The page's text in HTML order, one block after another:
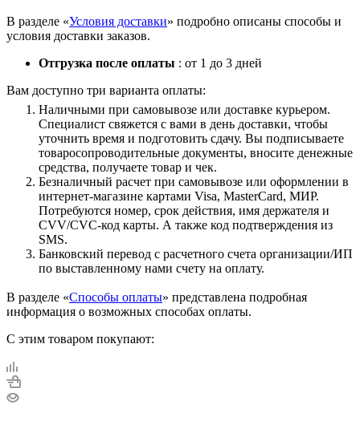
В разделе «Условия доставки» подробно описаны способы и
условия доставки заказов.
Отгрузка после оплаты : от 1 до 3 дней
Вам доступно три варианта оплаты:
Наличными при самовывозе или доставке курьером.
Специалист свяжется с вами в день доставки, чтобы
уточнить время и подготовить сдачу. Вы подписываете
товаросопроводительные документы, вносите денежные
средства, получаете товар и чек.
Безналичный расчет при самовывозе или оформлении в
интернет-магазине картами Visa, MasterCard, МИР.
Потребуются номер, срок действия, имя держателя и
CVV/CVC-код карты. А также код подтверждения из
SMS.
Банковский перевод с расчетного счета организации/ИП
по выставленному нами счету на оплату.
В разделе «Способы оплаты» представлена подробная
информация о возможных способах оплаты.
С этим товаром покупают: